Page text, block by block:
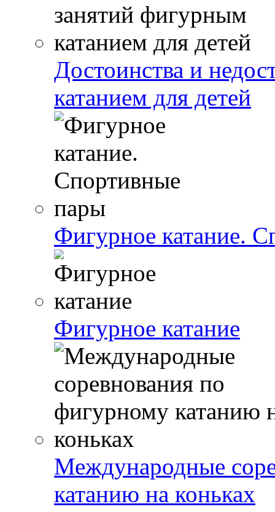
Достоинства и
катанием для детей
Фигурное катание.
Фигурное катание
Международные
катанию на коньках